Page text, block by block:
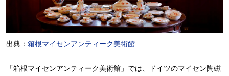
出典： 箱根マイセンアンティーク美術館
「箱根マイセンアンティーク美術館」では、ドイツのマイセン陶磁